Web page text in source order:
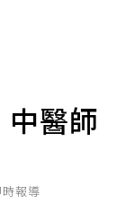
醫師
報導